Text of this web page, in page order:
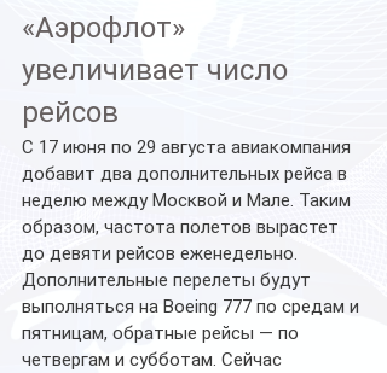
«Аэрофлот»
увеличивает число
рейсов
С 17 июня по 29 августа авиакомпания
добавит два дополнительных рейса в
неделю между Москвой и Мале. Таким
образом, частота полетов вырастет
до девяти рейсов еженедельно.
Дополнительные перелеты будут
выполняться на Boeing 777 по средам и
пятницам, обратные рейсы — по
четвергам и субботам. Сейчас